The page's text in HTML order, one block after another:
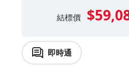
結標價
即時通